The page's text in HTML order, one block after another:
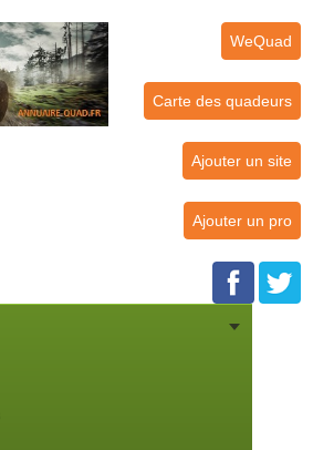
WeQuad
Carte des quadeurs
Ajouter un site
Ajouter un pro